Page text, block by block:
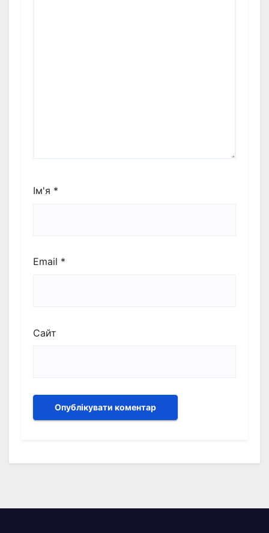
Ім'я *
Email *
Сайт